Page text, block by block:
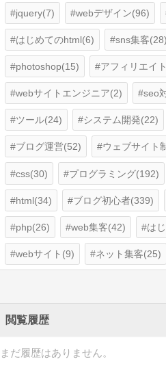
jquery(7) webデザイン(96)
はじめてのhtml(6) sns集客(28)
photoshop(15) アフィリエイ
webサイトエンジニア(2) seo
ツール(24) システム開発(22)
ブログ運営(52) ウェブサイト
css(30) プログラミング(192)
html(34) ブログ初心者(339)
php(26) web集客(42) は
webサイト(9) ネット集客(25)
閲覧履歴
まだ履歴はありません。